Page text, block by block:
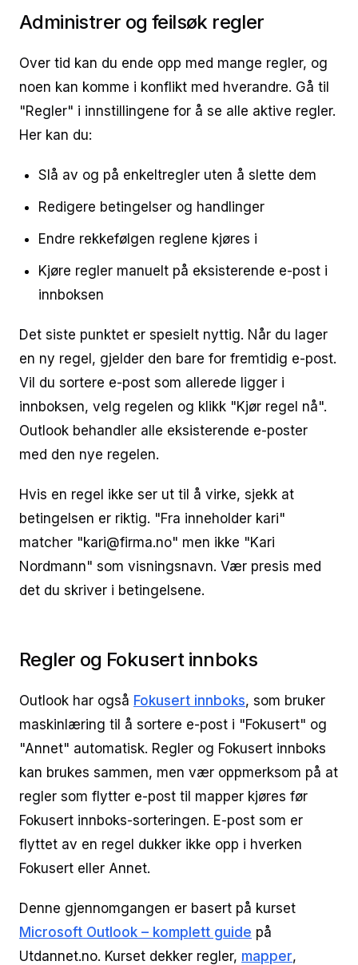
Administrer og feilsøk regler
Over tid kan du ende opp med mange regler, og
noen kan komme i konflikt med hverandre. Gå til
"Regler" i innstillingene for å se alle aktive regler.
Her kan du:
Slå av og på enkeltregler uten å slette dem
Redigere betingelser og handlinger
Endre rekkefølgen reglene kjøres i
Kjøre regler manuelt på eksisterende e-post i
innboksen
Det siste punktet er spesielt nyttig. Når du lager
en ny regel, gjelder den bare for fremtidig e-post.
Vil du sortere e-post som allerede ligger i
innboksen, velg regelen og klikk "Kjør regel nå".
Outlook behandler alle eksisterende e-poster
med den nye regelen.
Hvis en regel ikke ser ut til å virke, sjekk at
betingelsen er riktig. "Fra inneholder kari"
matcher "kari@firma.no" men ikke "Kari
Nordmann" som visningsnavn. Vær presis med
det du skriver i betingelsene.
Regler og Fokusert innboks
Outlook har også Fokusert innboks, som bruker
maskinlæring til å sortere e-post i "Fokusert" og
"Annet" automatisk. Regler og Fokusert innboks
kan brukes sammen, men vær oppmerksom på at
regler som flytter e-post til mapper kjøres før
Fokusert innboks-sorteringen. E-post som er
flyttet av en regel dukker ikke opp i hverken
Fokusert eller Annet.
Denne gjennomgangen er basert på kurset
Microsoft Outlook – komplett guide på
Utdannet.no. Kurset dekker regler, mapper,